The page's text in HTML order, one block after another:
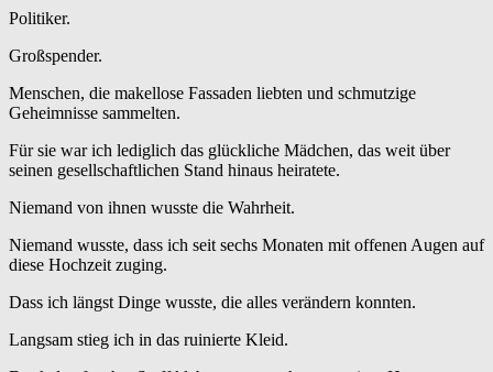
Politiker.
Großspender.
Menschen, die makellose Fassaden liebten und schmutzige
Geheimnisse sammelten.
Für sie war ich lediglich das glückliche Mädchen, das weit über
seinen gesellschaftlichen Stand hinaus heiratete.
Niemand von ihnen wusste die Wahrheit.
Niemand wusste, dass ich seit sechs Monaten mit offenen Augen auf
diese Hochzeit zuging.
Dass ich längst Dinge wusste, die alles verändern konnten.
Langsam stieg ich in das ruinierte Kleid.